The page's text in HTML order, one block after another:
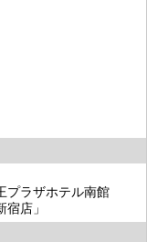
ラザホテル南館
店」